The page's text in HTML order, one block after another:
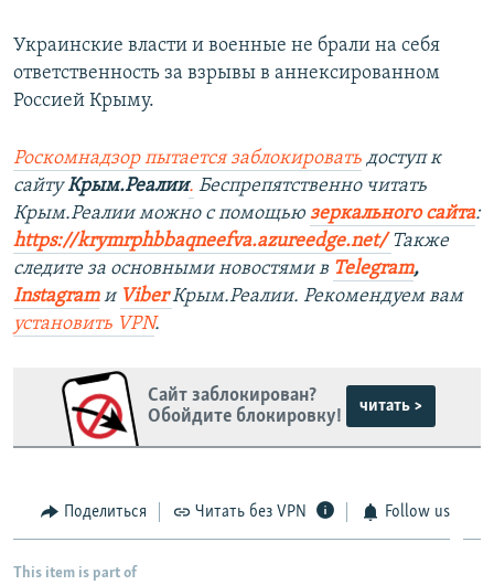
Украинские власти и военные не брали на себя
ответственность за взрывы в аннексированном
Россией Крыму.
Роскомнадзор пытается заблокировать доступ к
сайтуКрым.Реалии. Беспрепятственно читать
Крым.Реалии можно с помощью зеркального сайта:
https://krymrphbbaqneefva.azureedge.net/ Также
следите за основными новостями в Telegram,
Instagram и ViberКрым.Реалии. Рекомендуем вам
установить VPN.
Сайт заблокирован?
Обойдите блокировку!
читать >
Поделиться Читать без VPN Follow us
This item is part of